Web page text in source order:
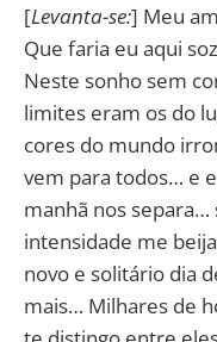
[Levanta-se:] Meu
Que faria eu aqui
Neste sonho sem
limites eram os do
cores do mundo
vem para todos… e
manhã nos
intensidade me
novo e solitário dia
mais… Milhares de